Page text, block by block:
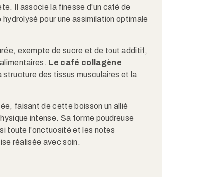
Il associe la finesse d'un café de
pour une assimilation optimale
exempte de sucre et de tout additif,
Le café collagène
des tissus musculaires et la
faisant de cette boisson un allié
intense. Sa forme poudreuse
toute l'onctuosité et les notes
réalisée avec soin.